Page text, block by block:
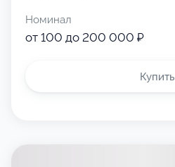
Номинал
от 100 до 200 000 ₽
Купить